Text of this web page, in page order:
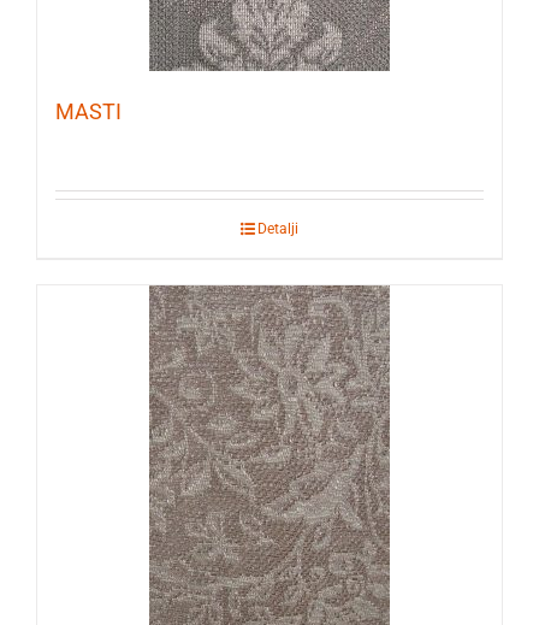
MASTI
Detalji